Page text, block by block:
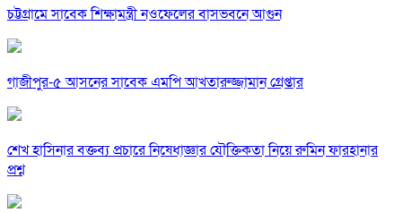
চট্টগ্রামে সাবেক শিক্ষামন্ত্রী নওফেলের বাসভবনে আগুন
গাজীপুর-৫ আসনের সাবেক এমপি আখতারুজ্জামান গ্রেপ্তার
শেখ হাসিনার বক্তব্য প্রচারে নিষেধাজ্ঞার যৌক্তিকতা নিয়ে রুমিন ফারহানার
প্রশ্ন